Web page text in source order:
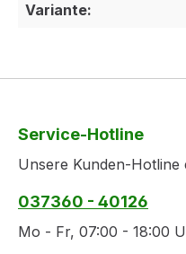
Variante:
Service-Hotline
Unsere Kunden-Hotline
037360 - 40126
Mo - Fr, 07:00 - 18:00